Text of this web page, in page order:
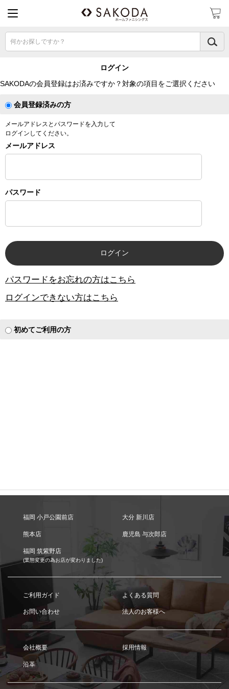
何かお探しですか？
ログイン
SAKODAの会員登録はお済みですか？対象の項目をご選択ください
会員登録済みの方
メールアドレスとパスワードを入力して
ログインしてください。
メールアドレス
パスワード
パスワードをお忘れの方はこちら
ログインできない方はこちら
初めてご利用の方
福岡 小戸公園前店 大分 新川店
熊本店 鹿児島 与次郎店
福岡 筑紫野店
(業態変更の為お店が変わりました)
ご利用ガイド よくある質問
お問い合わせ 法人のお客様へ
会社概要 採用情報
沿革